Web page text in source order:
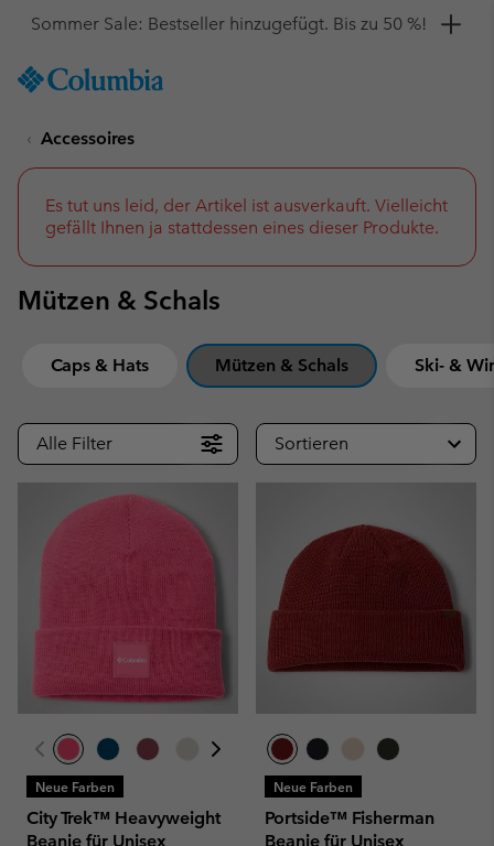
TO
SKIP
NAV
SKIP
TO
SEARCH
Hol dir einen 10 %-Gutschein
Accessoires
Es tut uns leid, der Artikel ist ausverkauft. Vielleicht
gefällt Ihnen ja stattdessen eines dieser Produkte.
Mützen & Schals
Caps & Hats Mützen & Schals Ski- &
Alle Filter Sortieren
Neue Farben
City Trek™ Heavyweight
Beanie für Unisex
Neue Farben
Portside™ Fisherman
Beanie für Unisex